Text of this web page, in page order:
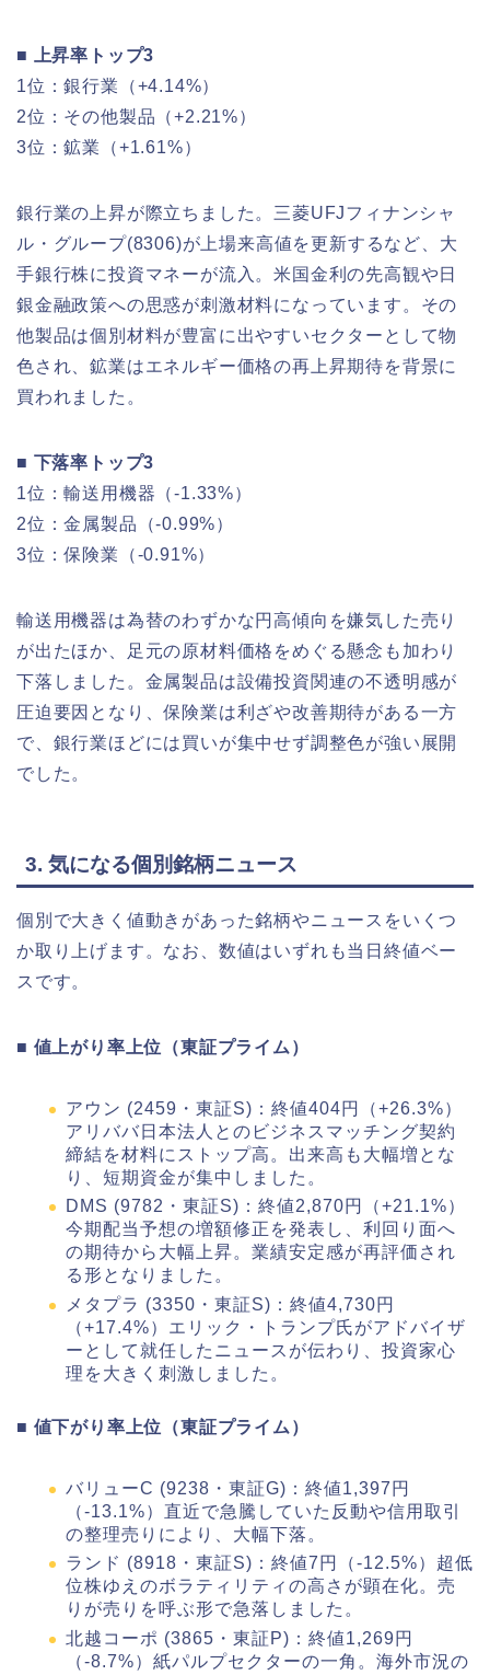
■ 上昇率トップ3
1位：銀行業（+4.14%）
2位：その他製品（+2.21%）
3位：鉱業（+1.61%）
銀行業の上昇が際立ちました。三菱UFJフィナンシャ
ル・グループ(8306)が上場来高値を更新するなど、大
手銀行株に投資マネーが流入。米国金利の先高観や日
銀金融政策への思惑が刺激材料になっています。その
他製品は個別材料が豊富に出やすいセクターとして物
色され、鉱業はエネルギー価格の再上昇期待を背景に
買われました。
■ 下落率トップ3
1位：輸送用機器（-1.33%）
2位：金属製品（-0.99%）
3位：保険業（-0.91%）
輸送用機器は為替のわずかな円高傾向を嫌気した売り
が出たほか、足元の原材料価格をめぐる懸念も加わり
下落しました。金属製品は設備投資関連の不透明感が
圧迫要因となり、保険業は利ざや改善期待がある一方
で、銀行業ほどには買いが集中せず調整色が強い展開
でした。
3. 気になる個別銘柄ニュース
個別で大きく値動きがあった銘柄やニュースをいくつ
か取り上げます。なお、数値はいずれも当日終値ベー
スです。
■ 値上がり率上位（東証プライム）
アウン (2459・東証S)：終値404円（+26.3%）
アリババ日本法人とのビジネスマッチング契約
締結を材料にストップ高。出来高も大幅増とな
り、短期資金が集中しました。
DMS (9782・東証S)：終値2,870円（+21.1%）
今期配当予想の増額修正を発表し、利回り面へ
の期待から大幅上昇。業績安定感が再評価され
る形となりました。
メタプラ (3350・東証S)：終値4,730円
（+17.4%）エリック・トランプ氏がアドバイザ
ーとして就任したニュースが伝わり、投資家心
理を大きく刺激しました。
■ 値下がり率上位（東証プライム）
バリューC (9238・東証G)：終値1,397円
（-13.1%）直近で急騰していた反動や信用取引
の整理売りにより、大幅下落。
ランド (8918・東証S)：終値7円（-12.5%）超低
位株ゆえのボラティリティの高さが顕在化。売
りが売りを呼ぶ形で急落しました。
北越コーポ (3865・東証P)：終値1,269円
（-8.7%）紙パルプセクターの一角。海外市況の